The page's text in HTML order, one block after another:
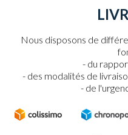
Nous disposons de
du
des modalités de
de